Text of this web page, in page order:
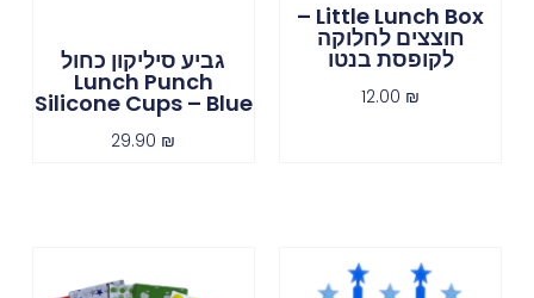
Little Lunch Box –
חוצצים לחלוקה
לקופסת בנטו
12.00 ₪
גביע סיליקון כחול
Lunch Punch
Silicone Cups – Blue
29.90 ₪